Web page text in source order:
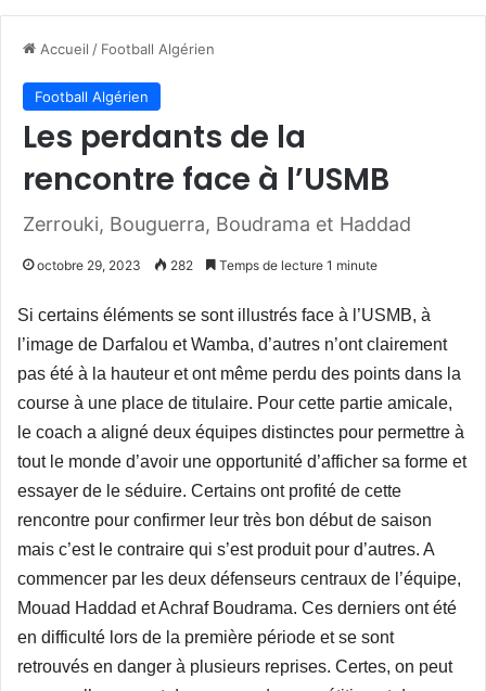
Accueil / Football Algérien
Football Algérien
Les perdants de la
rencontre face à l’USMB
Zerrouki, Bouguerra, Boudrama et Haddad
octobre 29, 2023 282 Temps de lecture 1 minute
Si certains éléments se sont illustrés face à l’USMB, à
l’image de Darfalou et Wamba, d’autres n’ont clairement
pas été à la hauteur et ont même perdu des points dans la
course à une place de titulaire. Pour cette partie amicale,
le coach a aligné deux équipes distinctes pour permettre à
tout le monde d’avoir une opportunité d’afficher sa forme et
essayer de le séduire. Certains ont profité de cette
rencontre pour confirmer leur très bon début de saison
mais c’est le contraire qui s’est produit pour d’autres. A
commencer par les deux défenseurs centraux de l’équipe,
Mouad Haddad et Achraf Boudrama. Ces derniers ont été
en difficulté lors de la première période et se sont
retrouvés en danger à plusieurs reprises. Certes, on peut